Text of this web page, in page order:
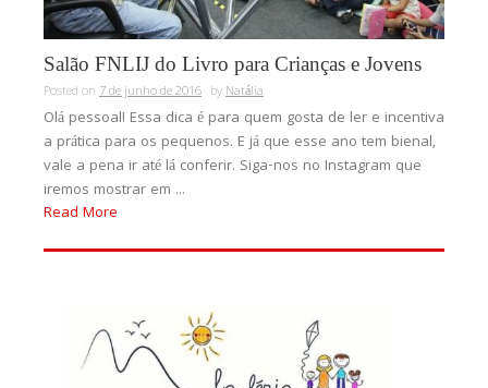
Salão FNLIJ do Livro para Crianças e Jovens
Posted on 7 de junho de 2016 byNatália
Olá pessoal! Essa dica é para quem gosta de ler e incentiva
a prática para os pequenos. E já que esse ano tem bienal,
vale a pena ir até lá conferir. Siga-nos no Instagram que
iremos mostrar em ...
Read More